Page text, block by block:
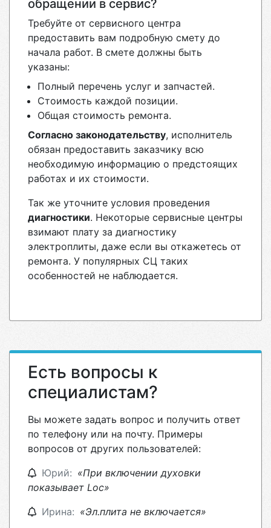
обращении в сервис?
Требуйте от сервисного центра
предоставить вам подробную смету до
начала работ. В смете должны быть
указаны:
Полный перечень услуг и запчастей.
Стоимость каждой позиции.
Общая стоимость ремонта.
Согласно законодательству, исполнитель
обязан предоставить заказчику всю
необходимую информацию о предстоящих
работах и их стоимости.
Так же уточните условия проведения
диагностики. Некоторые сервисные центры
взимают плату за диагностику
электроплиты, даже если вы откажетесь от
ремонта. У популярных СЦ таких
особенностей не наблюдается.
Есть вопросы к
специалистам?
Вы можете задать вопрос и получить ответ
по телефону или на почту. Примеры
вопросов от других пользователей:
Юрий: «При включении духовки
показывает Loc»
Ирина: «Эл.плита не включается»